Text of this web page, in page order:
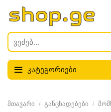
კატეგორიები
მთავარი განცხადებები